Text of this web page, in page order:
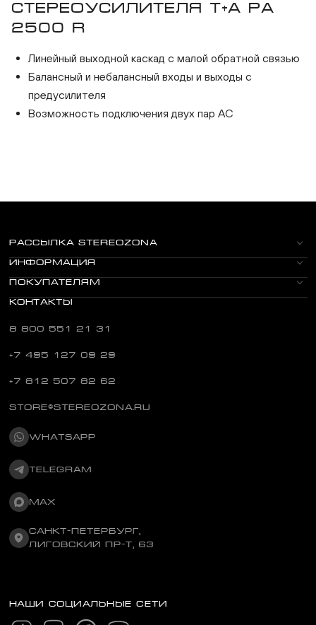
стереоусилителя T+A PA
2500 R
Линейный выходной каскад с малой обратной связью
Балансный и небалансный входы и выходы с
предусилителя
Возможность подключения двух пар АС
РАССЫЛКА STEREOZONA
ИНФОРМАЦИЯ
ПОКУПАТЕЛЯМ
КОНТАКТЫ
8 800 551 21 31
+7 495 127 09 29
+7 812 507 82 62
STORE@STEREOZONA.RU
WHATSAPP
TELEGRAM
MAX
САНКТ-ПЕТЕРБУРГ,
ЛИГОВСКИЙ ПР-Т, 63
НАШИ СОЦИАЛЬНЫЕ СЕТИ